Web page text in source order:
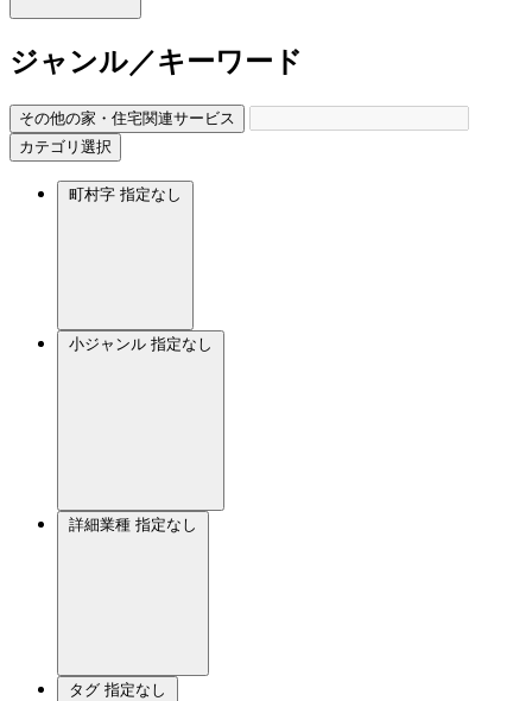
ジャンル／キーワード
その他の家・住宅関連サービス
カテゴリ選択
町村字 指定なし
小ジャンル 指定なし
詳細業種 指定なし
タグ 指定なし